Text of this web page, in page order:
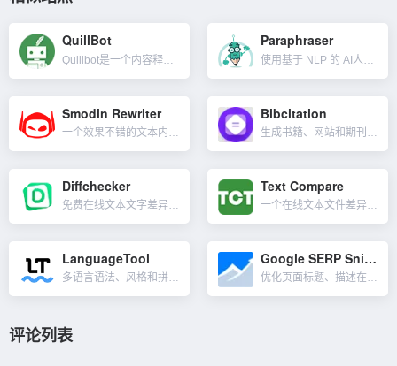
QuillBot Paraphraser
Smodin Rewriter
一个效果不错的文本内容释义和重写工具。Smodin不仅仅是一个使用同义词库替换的微调器，它将保持被重写的文本语句的原意，通常会重新排列句子并保持上下文完整。支持近100种语言，Smodin使用机器学习...
Bibcitation
生成书籍、网站和期刊文章的自动引文和作品引用（引用来源）的工具。可以有 9,000 多种格式引用你的来源，告别不完整的引用、设计不佳的界面和垃圾广告。Bibcitation 是一款轻松的参考...
Diffchecker
免费在线文本文字差异化对比工具。可以让你比较文本的两个版本发生了哪些更改，或者需要比较两个相似的文档以查看它们的不同之处。除此之外，Diffchecker还有更多工具，比如找到图片或其他图像之间的差异...
Text Compare
一个在线文本文件差异化比较工具。可让你轻松进行文本比较并找出两个文本之间的差异，只需粘贴这两个文本并点击比较按钮。两个文本并排显示，突出显示了不同之处。它不会突出显示包含差异的整行，而只会突出显示差异...
LanguageTool
多语言语法、风格和拼写检查器，使你的文本听起来专业，避免令人尴尬的风格、标点符号和语法错误。语言包括了英语、德语、西班牙语、法语、葡萄牙语等25种语言。LanguageTool 可安装谷歌、火狐、微软...
Google SERP Snippet Optimizer tool
优化页面标题、描述在谷歌搜索结果显示效果的工具。Google SERP Snippet Optimizer tool 模拟 Google 的搜索引擎结果页面（SERP）。在文本框中输入你网页的标题、描...
评论列表